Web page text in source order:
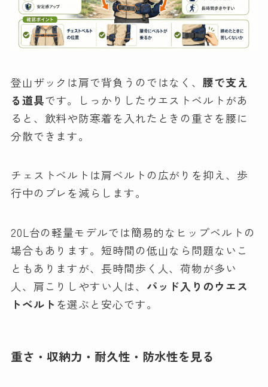
登山ザックは肩で背負うのではなく、腰で支え
る道具です。しっかりしたウエストベルトがあ
ると、飲料や防寒着を入れたときの重さを腰に
分散できます。
チェストベルトは肩ベルトの広がりを抑え、歩
行中のブレを減らします。
20L台の軽量モデルでは簡易的なヒップベルトの
場合もあります。短時間の低山なら問題ないこ
ともありますが、長時間歩く人、荷物が多い
人、肩こりしやすい人は、 パッド入りのウエス
トベルト を選ぶと安心です。
重さ・収納力・耐久性・防水性を見る